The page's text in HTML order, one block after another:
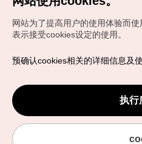
Copyrights (c) 韩国旅游发展
VISITKOREA官方邮箱
chnsim@knto.or.kr
网站为了提高用户的使用体验而使
表示接受cookies设定的使用。
预确认cookies相关的详细信息及
执行